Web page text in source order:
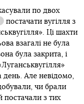
по двох
постачати вугілля з
Ці шахти
взагалі не була
була закрита, і
день. Але невідомо,
чи брали
постачали з тих